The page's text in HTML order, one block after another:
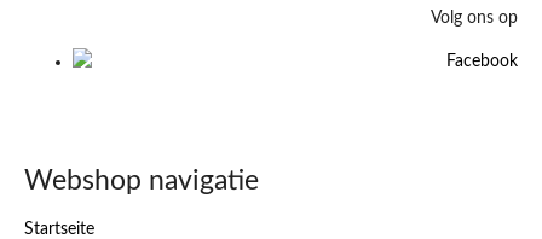
Volg ons op
Webshop navigatie
Startseite